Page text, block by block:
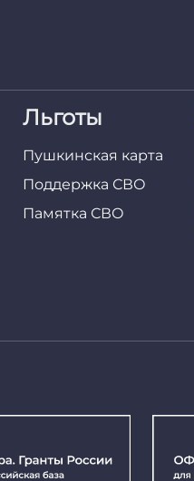
Льготы
Пушкинская карта
Поддержка СВО
Памятка СВО